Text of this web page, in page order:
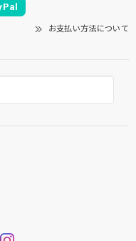
お支払い方法について